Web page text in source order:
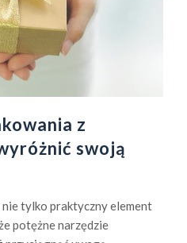
z
swoją
tylko praktyczny element
potężne narzędzie